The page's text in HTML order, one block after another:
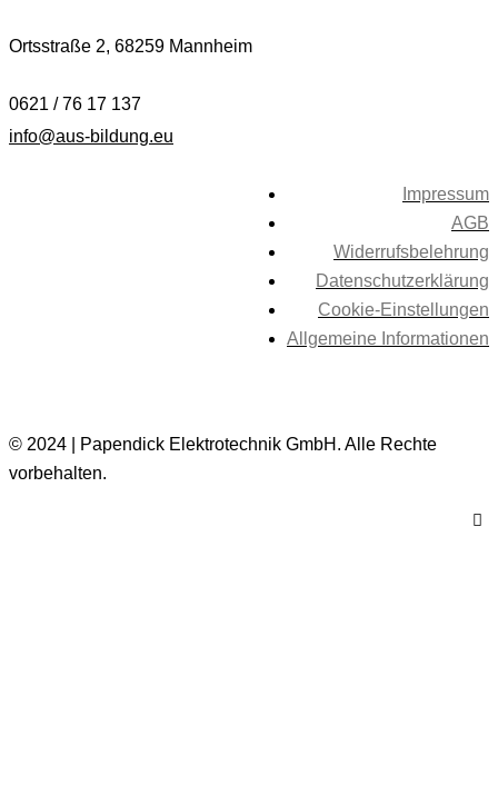
Ortsstraße 2, 68259 Mannheim
0621 / 76 17 137
info@aus-bildung.eu
Impressum
AGB
Widerrufsbelehrung
Datenschutzerklärung
Cookie-Einstellungen
Allgemeine Informationen
© 2024 | Papendick Elektrotechnik GmbH. Alle Rechte
vorbehalten.